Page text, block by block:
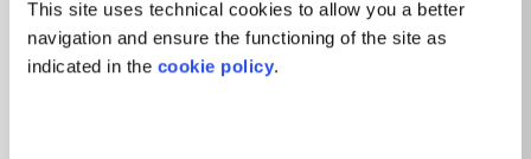
This site uses technical cookies to allow you a better
navigation and ensure the functioning of the site as
indicated in the cookie policy.
Grazie ad azioni mirate che rendono gli